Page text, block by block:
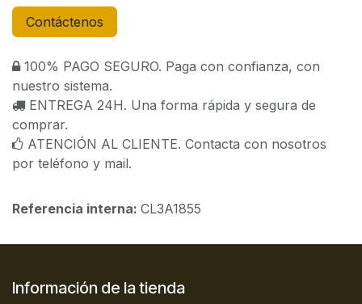
Contáctenos
100% PAGO SEGURO. Paga con confianza, con
nuestro sistema.
ENTREGA 24H. Una forma rápida y segura de
comprar.
ATENCIÓN AL CLIENTE. Contacta con nosotros
por teléfono y mail.
Referencia interna: CL3A1855
Información de la tienda